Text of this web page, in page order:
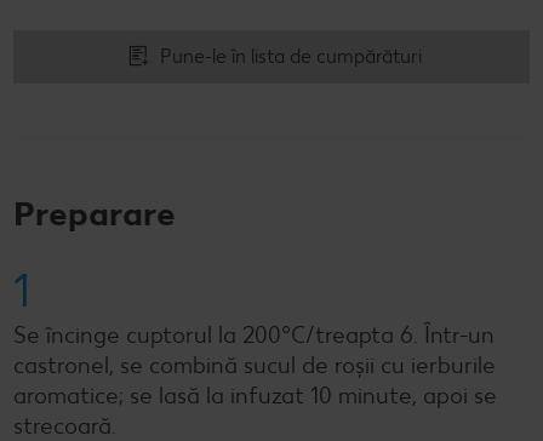
Pune-le în lista de cumpărături
Preparare
1
Se încinge cuptorul la 200ºC/treapta 6. Într-un
castronel, se combină sucul de roșii cu ierburile
aromatice; se lasă la infuzat 10 minute, apoi se
strecoară.